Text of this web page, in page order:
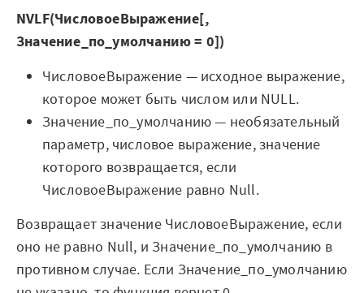
NVLF(ЧисловоеВыражение[,
Значение_по_умолчанию = 0])
ЧисловоеВыражение — исходное выражение,
которое может быть числом или NULL.
Значение_по_умолчанию — необязательный
параметр, числовое выражение, значение
которого возвращается, если
ЧисловоеВыражение равно Null.
Возвращает значение ЧисловоеВыражение, если
оно не равно Null, и Значение_по_умолчанию в
противном случае. Если Значение_по_умолчанию